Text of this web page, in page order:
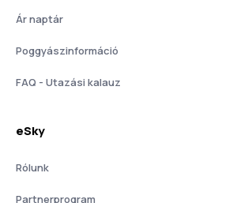
Ár naptár
Poggyászinformáció
FAQ - Utazási kalauz
eSky
Rólunk
Partnerprogram